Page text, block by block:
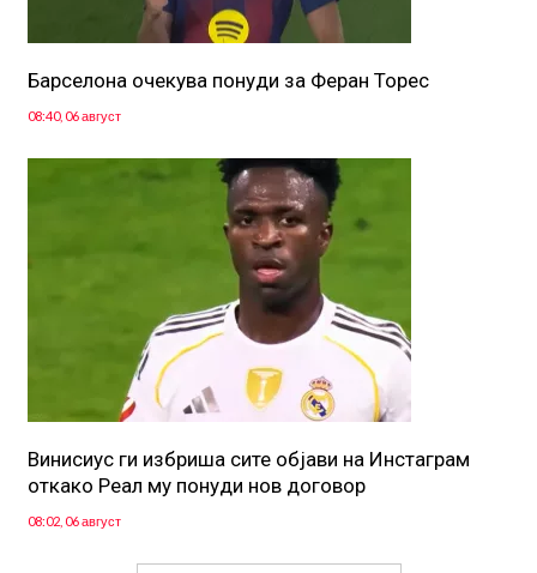
Барселона очекува понуди за Феран Торес
08:40, 06 август
Винисиус ги избриша сите објави на Инстаграм
откако Реал му понуди нов договор
08:02, 06 август